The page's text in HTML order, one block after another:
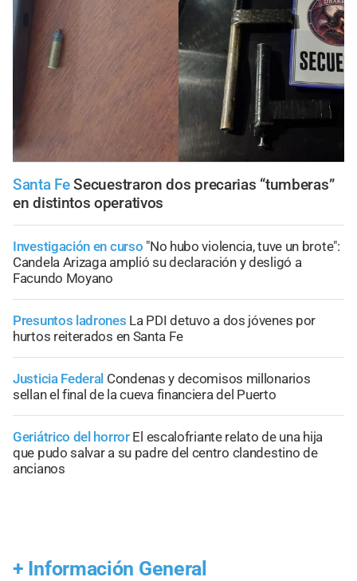
Santa Fe Secuestraron dos precarias “tumberas”
en distintos operativos
Investigación en curso "No hubo violencia, tuve un brote":
Candela Arizaga amplió su declaración y desligó a
Facundo Moyano
Presuntos ladrones La PDI detuvo a dos jóvenes por
hurtos reiterados en Santa Fe
Justicia Federal Condenas y decomisos millonarios
sellan el final de la cueva financiera del Puerto
Geriátrico del horror El escalofriante relato de una hija
que pudo salvar a su padre del centro clandestino de
ancianos
+ Información General